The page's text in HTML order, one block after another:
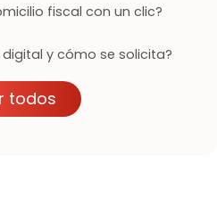
fiscal con un clic?
y cómo se solicita?
todos